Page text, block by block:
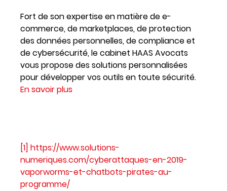
Fort de son expertise en matière de e-
commerce, de marketplaces, de protection
des données personnelles, de compliance et
de cybersécurité, le cabinet HAAS Avocats
vous propose des solutions personnalisées
pour développer vos outils en toute sécurité.
En savoir plus
[1] https://www.solutions-
numeriques.com/cyberattaques-en-2019-
vaporworms-et-chatbots-pirates-au-
programme/